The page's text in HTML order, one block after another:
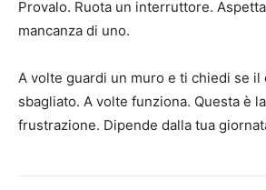
Provalo. Ruota un interruttore.
mancanza di uno.
A volte guardi un muro e ti chiedi se il
sbagliato. A volte funziona. Questa è
frustrazione. Dipende dalla tua